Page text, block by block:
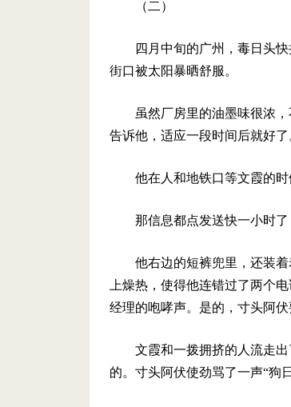
（二）
四月中旬的广州，毒日头
街口被太阳暴晒舒服。
虽然厂房里的油墨味很浓
告诉他，适应一段时间后就好了
他在人和地铁口等文霞的
那信息都点发送快一小时
他右边的短裤兜里，还装
上燥热，使得他连错过了两个
经理的咆哮声。是的，寸头阿
文霞和一拨拥挤的人流走
的。寸头阿伏使劲骂了一声“狗